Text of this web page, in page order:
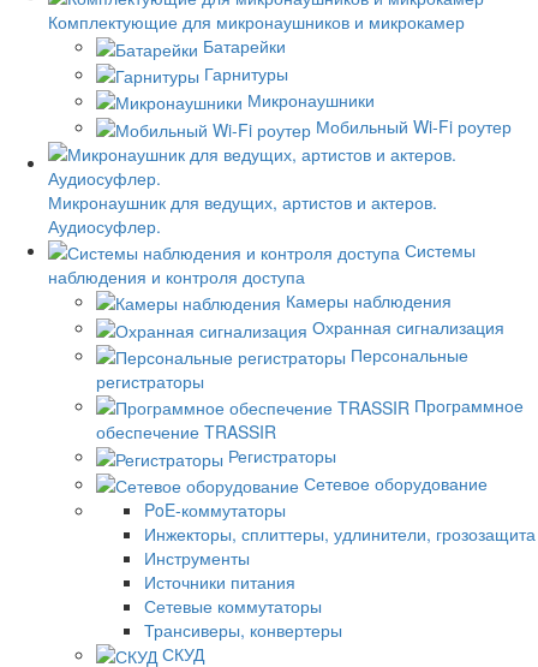
Комплектующие для микронаушников и микрокамер
Батарейки
Гарнитуры
Микронаушники
Мобильный Wi-Fi роутер
Микронаушник для ведущих, артистов и актеров.
Аудиосуфлер.
Системы
наблюдения и контроля доступа
Камеры наблюдения
Охранная сигнализация
Персональные
регистраторы
Программное
обеспечение TRASSIR
Регистраторы
Сетевое оборудование
PoE-коммутаторы
Инжекторы, сплиттеры, удлинители, грозозащита
Инструменты
Источники питания
Сетевые коммутаторы
Трансиверы, конвертеры
СКУД